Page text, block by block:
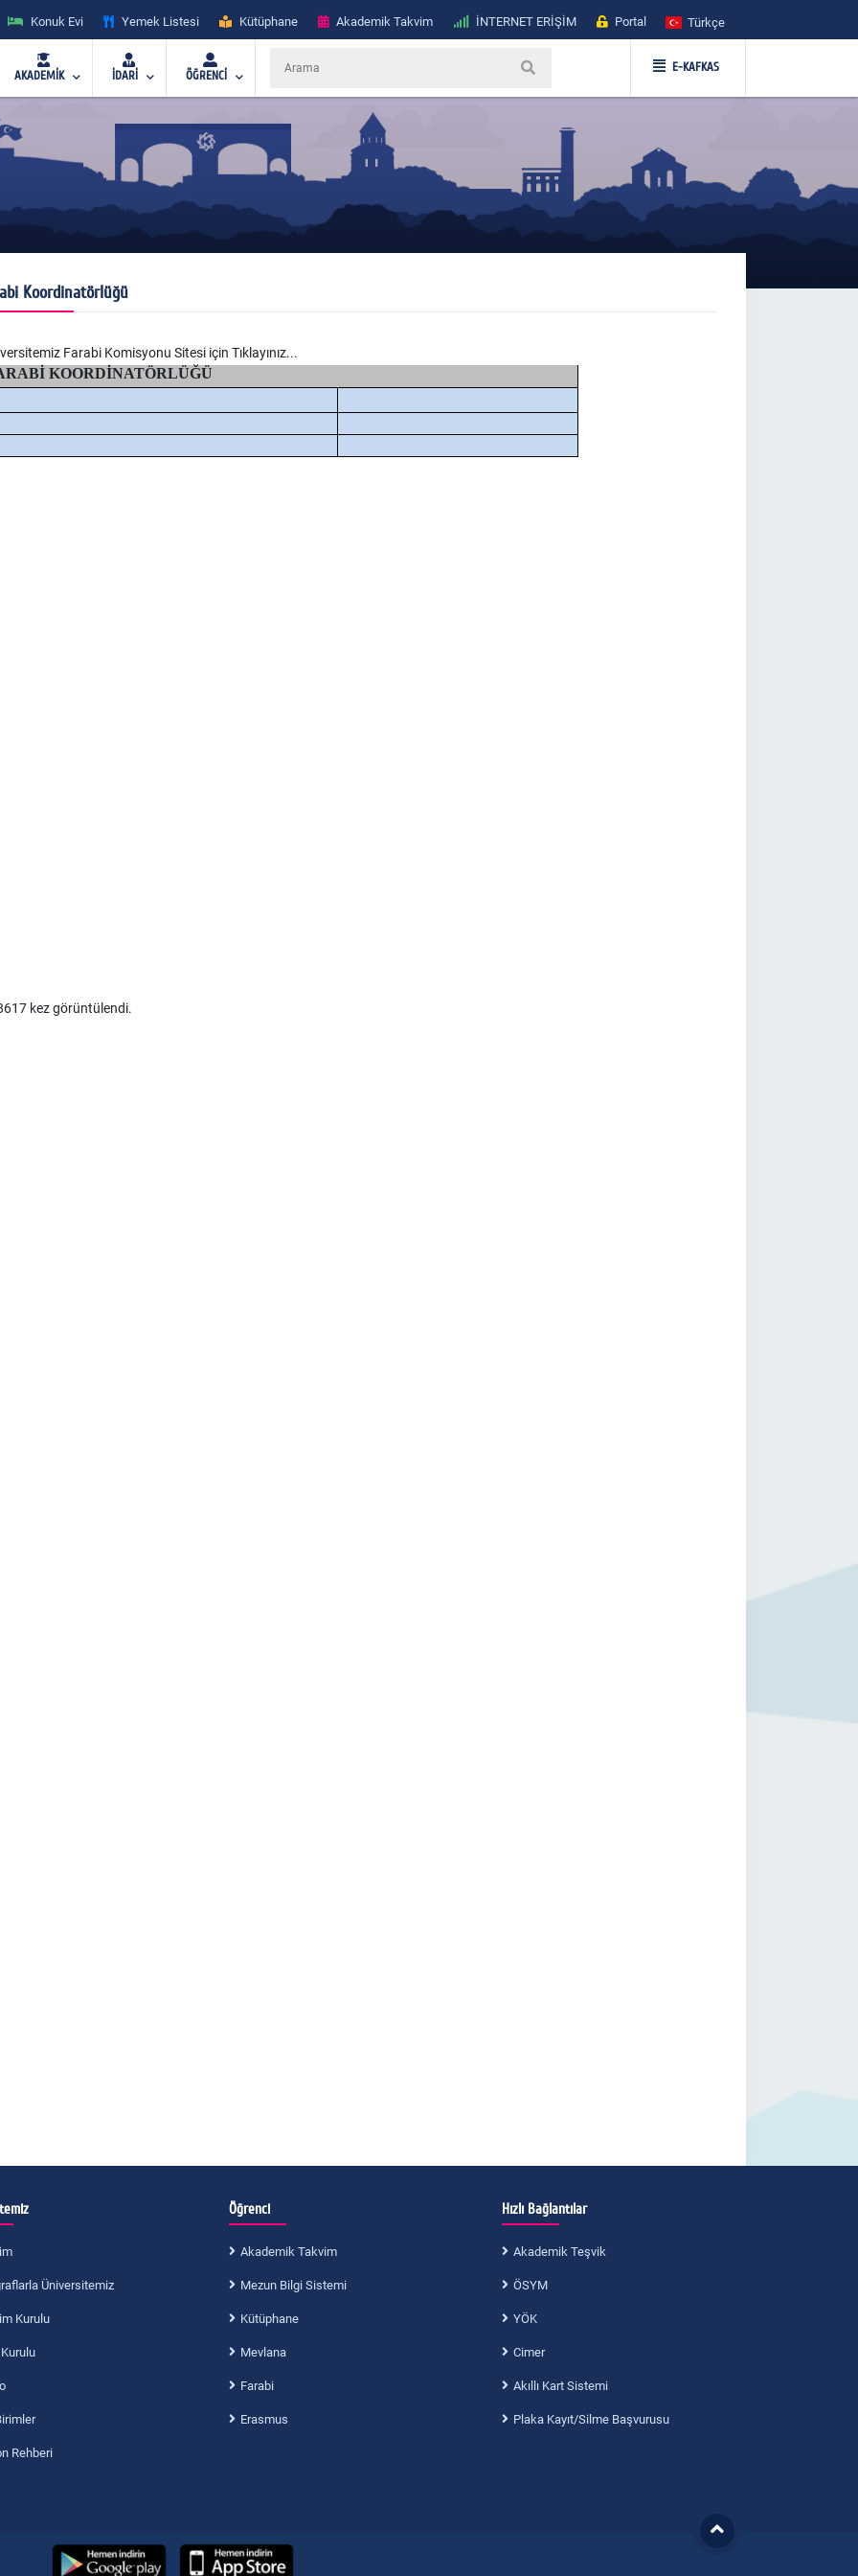
Konuk Evi Yemek Listesi Kütüphane Akademik Takvim İNTERNET ERİŞİM Portal Türkçe
AKADEMİK İDARİ ÖĞRENCİ
E-KAFKAS
Koordinatörlüğü
Farabi Komisyonu Sitesi için Tıklayınız...
KOORDİNATÖRLÜĞÜ
kez görüntülendi.
Üniversitemiz
Kurulu
Rehberi
Öğrenci
Akademik Takvim
Mezun Bilgi Sistemi
Kütüphane
Mevlana
Farabi
Erasmus
Hızlı Bağlantılar
Akademik Teşvik
ÖSYM
YÖK
Cimer
Akıllı Kart Sistemi
Plaka Kayıt/Silme Başvurusu